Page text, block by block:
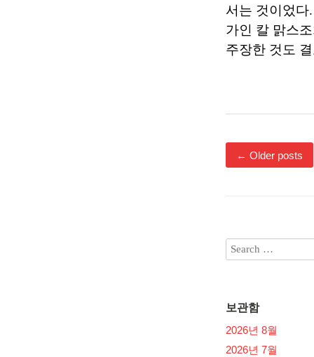
서는 것이었
가인 칼 맑스
주장한 것도
← Older posts
보관함
2026년 8월
2026년 7월